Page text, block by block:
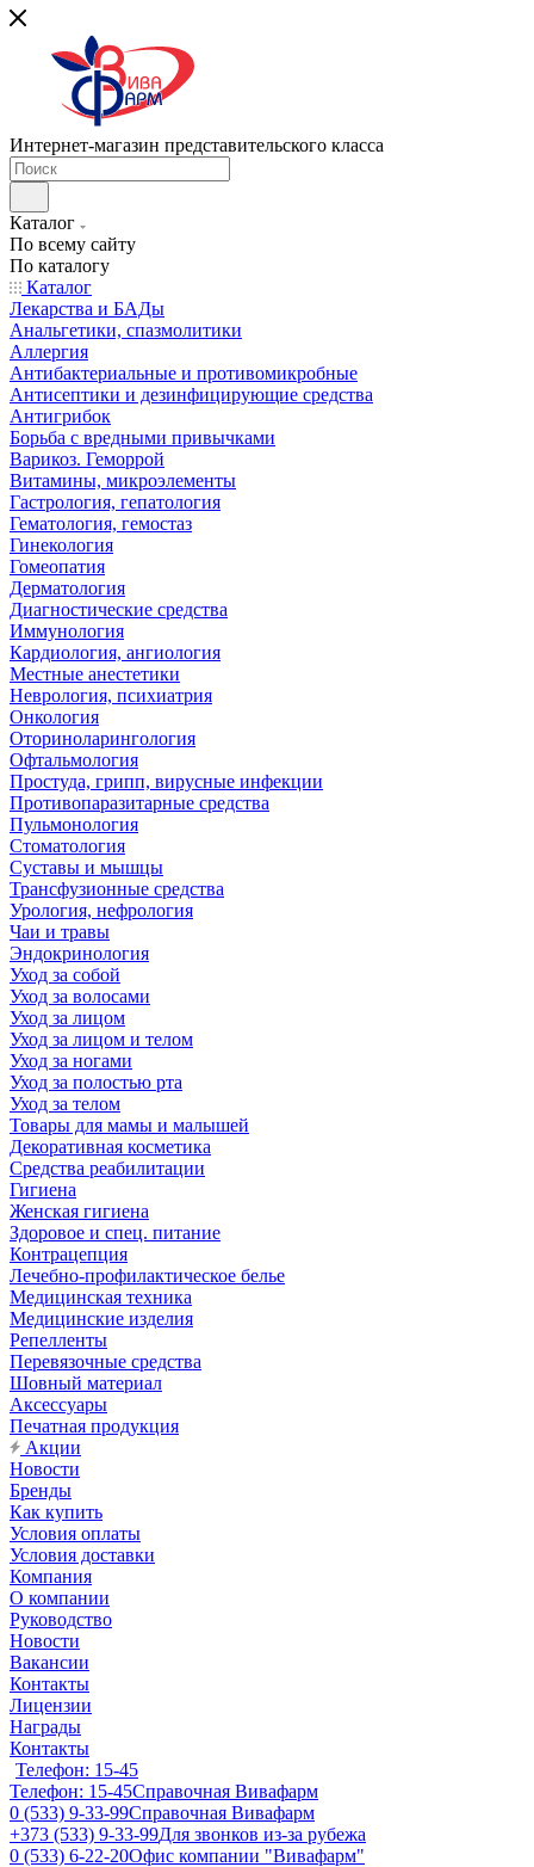
Интернет-магазин представительского класса
Каталог
По всему сайту
По каталогу
Каталог
Лекарства и БАДы
Анальгетики, спазмолитики
Аллергия
Антибактериальные и противомикробные
Антисептики и дезинфицирующие средства
Антигрибок
Борьба с вредными привычками
Варикоз. Геморрой
Витамины, микроэлементы
Гастрология, гепатология
Гематология, гемостаз
Гинекология
Гомеопатия
Дерматология
Диагностические средства
Иммунология
Кардиология, ангиология
Местные анестетики
Неврология, психиатрия
Онкология
Оториноларингология
Офтальмология
Простуда, грипп, вирусные инфекции
Противопаразитарные средства
Пульмонология
Стоматология
Суставы и мышцы
Трансфузионные средства
Урология, нефрология
Чаи и травы
Эндокринология
Уход за собой
Уход за волосами
Уход за лицом
Уход за лицом и телом
Уход за ногами
Уход за полостью рта
Уход за телом
Товары для мамы и малышей
Декоративная косметика
Средства реабилитации
Гигиена
Женская гигиена
Здоровое и спец. питание
Контрацепция
Лечебно-профилактическое белье
Медицинская техника
Медицинские изделия
Репелленты
Перевязочные средства
Шовный материал
Аксессуары
Печатная продукция
Акции
Новости
Бренды
Как купить
Условия оплаты
Условия доставки
Компания
О компании
Руководство
Новости
Вакансии
Контакты
Лицензии
Награды
Контакты
Телефон: 15-45
Телефон: 15-45Справочная Вивафарм
0 (533) 9-33-99Справочная Вивафарм
+373 (533) 9-33-99Для звонков из-за рубежа
0 (533) 6-22-20Офис компании "Вивафарм"